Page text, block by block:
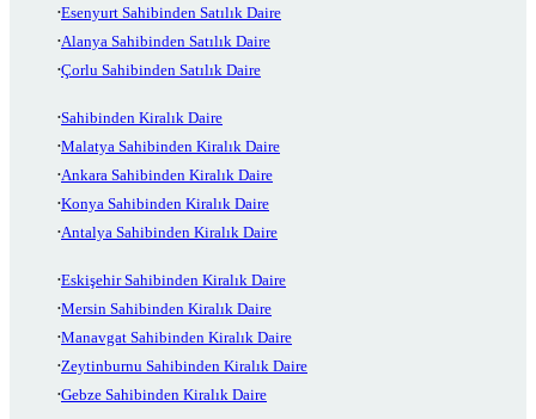
Esenyurt Sahibinden Satılık Daire
Alanya Sahibinden Satılık Daire
Çorlu Sahibinden Satılık Daire
Sahibinden Kiralık Daire
Malatya Sahibinden Kiralık Daire
Ankara Sahibinden Kiralık Daire
Konya Sahibinden Kiralık Daire
Antalya Sahibinden Kiralık Daire
Eskişehir Sahibinden Kiralık Daire
Mersin Sahibinden Kiralık Daire
Manavgat Sahibinden Kiralık Daire
Zeytinburnu Sahibinden Kiralık Daire
Gebze Sahibinden Kiralık Daire